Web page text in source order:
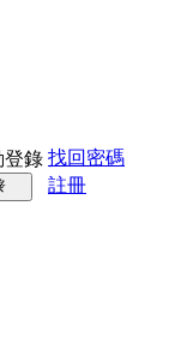
登錄 找回密碼
註冊